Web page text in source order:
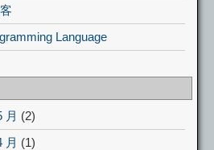
Language
月 (2)
月 (1)